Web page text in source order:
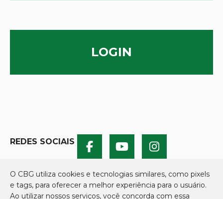
LOGIN
REDES SOCIAIS
O CBG utiliza cookies e tecnologias similares, como pixels
e tags, para oferecer a melhor experiência para o usuário.
Ao utilizar nossos serviços, você concorda com essa